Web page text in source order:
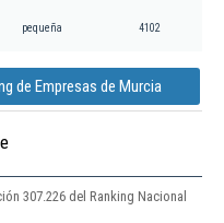
pequeña 4102
de Empresas de Murcia
307.226 del Ranking Nacional